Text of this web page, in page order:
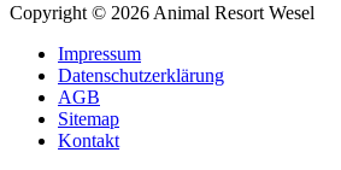
Copyright © 2026 Animal Resort Wesel
Impressum
Datenschutzerklärung
AGB
Sitemap
Kontakt